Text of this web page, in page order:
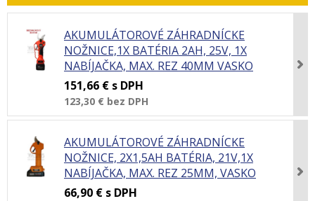
AKUMULÁTOROVÉ ZÁHRADNÍCKE
NOŽNICE,1X BATÉRIA 2AH, 25V, 1X
NABÍJAČKA, MAX. REZ 40MM VASKO
151,66 € s DPH
123,30 € bez DPH
AKUMULÁTOROVÉ ZÁHRADNÍCKE
NOŽNICE, 2X1,5AH BATÉRIA, 21V,1X
NABÍJAČKA, MAX. REZ 25MM, VASKO
66,90 € s DPH